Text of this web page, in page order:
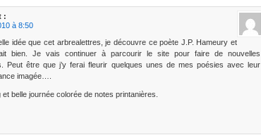
:
à 8:50
idée que cet arbrealettres, je découvre ce poète J.P. Hameury et
bien. Je vais continuer à parcourir le site pour faire de nouvelles
Peut être que j’y ferai fleurir quelques unes de mes poésies avec leur
imagée….
et belle journée colorée de notes printanières.